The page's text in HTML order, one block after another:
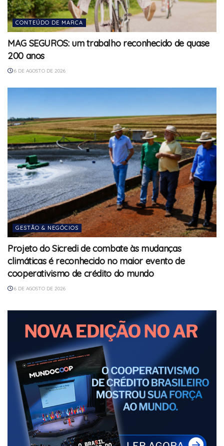
CONTEÚDO DE MARCA
MAG SEGUROS: um trabalho reconhecido de quase
200 anos
6 DE AGOSTO DE 2026
GESTÃO & NEGÓCIOS
Projeto do Sicredi de combate às mudanças
climáticas é reconhecido no maior evento de
cooperativismo de crédito do mundo
6 DE AGOSTO DE 2026